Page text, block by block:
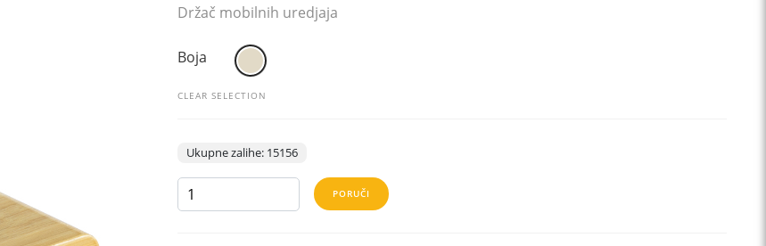
Držač mobilnih uredjaja
Boja
CLEAR SELECTION
Ukupne zalihe: 15156
BASE
količina
PORUČI